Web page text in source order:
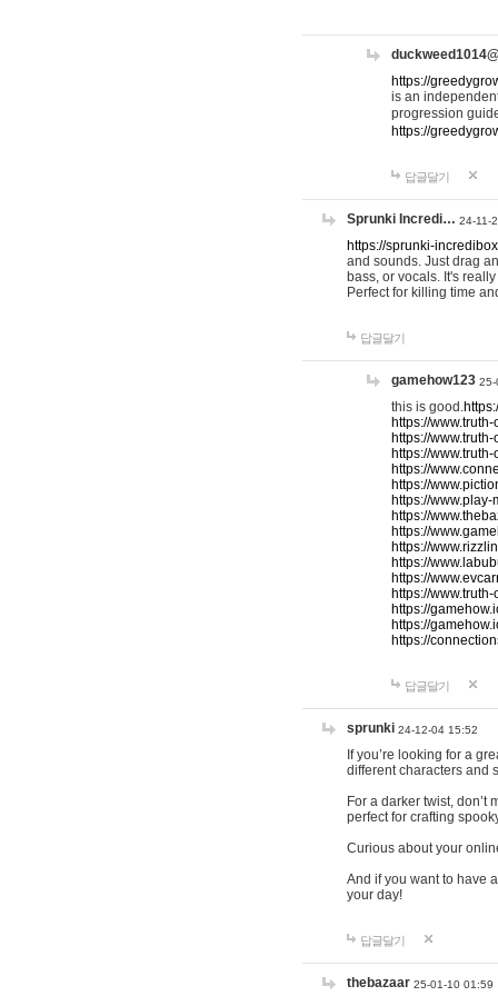
https://
is an
progression
https://
답글달기
Sprunki Incredi… 24-11-
https://sprunki-
and sounds. Just drag
bass, or vocals. It's
Perfect for killing time
답글달기
gamehow123 25-
this is good.
https://
https://
https://
https://
https://
https://
https://
https://
https://
https://
https://
https://
https://
https://
https://
답글달기
sprunki 24-12-04 15:52
If you’re looking for a
different characters and
For a darker twist, don’t
perfect for crafting
Curious about your
And if you want to have
your day!
답글달기
thebazaar 25-01-10 01:59